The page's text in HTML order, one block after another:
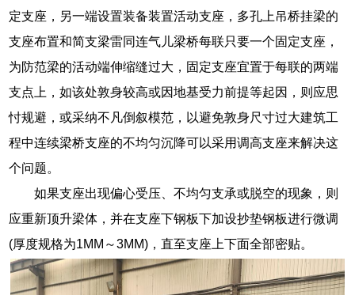
定支座，另一端设置装备装置活动支座，多孔上吊桥挂梁的
支座布置和简支梁雷同连气儿梁桥每联只要一个固定支座，
为防范梁的活动端伸缩缝过大，固定支座宜置于每联的两端
支点上，如该处敦身较高或因地基受力前提等起因，则应思
忖规避，或采纳不凡倒叙模范，以避免敦身尺寸过大建筑工
程中连续梁桥支座的不均匀沉降可以采用调高支座来解决这
个问题。
如果支座出现偏心受压、不均匀支承或脱空的现象，则
应重新顶升梁体，并在支座下钢板下加设抄垫钢板进行微调
(厚度规格为1MM～3MM)，直至支座上下面全部密贴。